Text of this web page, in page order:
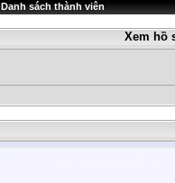
Danh sách thành viên
Xem hồ